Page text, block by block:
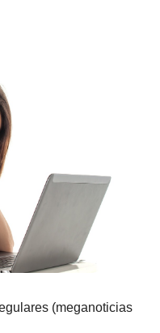
(meganoticias